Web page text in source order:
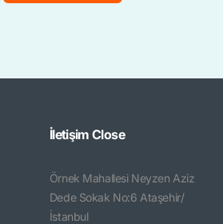
İletişimClose
Örnek Mahallesi Neyzen Aziz
Dede Sokak No:6 Ataşehir/
İstanbul